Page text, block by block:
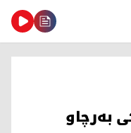
بەرچاو